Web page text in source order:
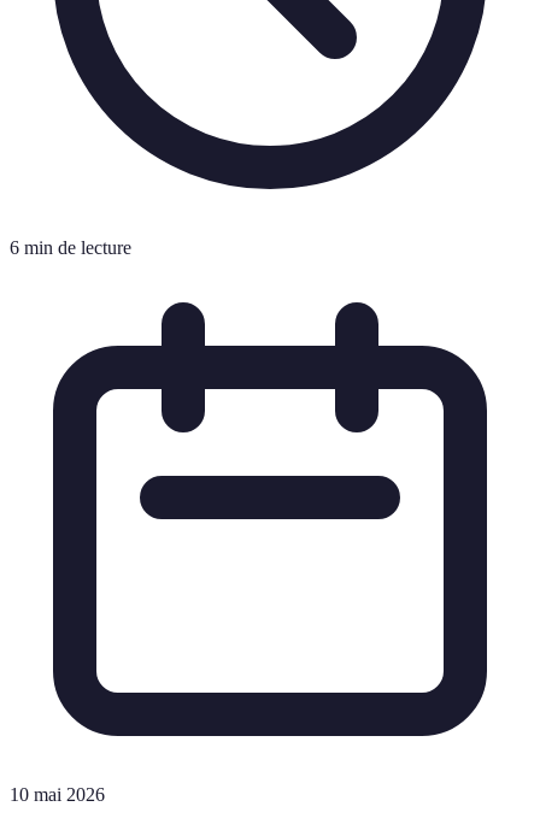
6 min de lecture
10 mai 2026